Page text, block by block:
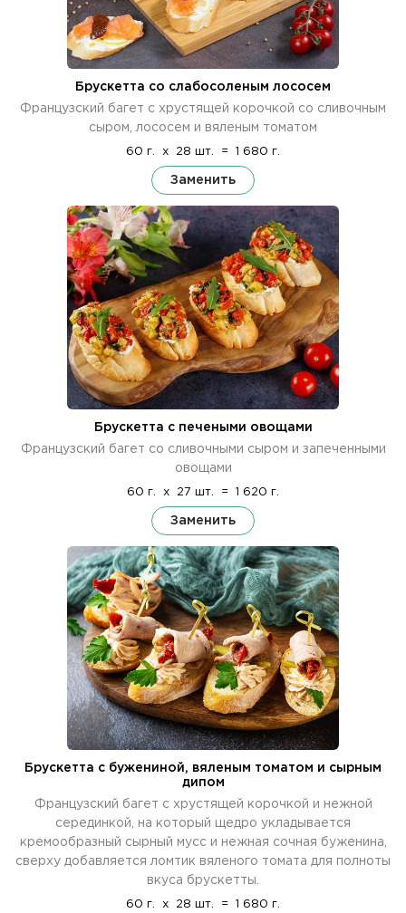
Брускетта со слабосоленым лососем
Французский багет с хрустящей корочкой со сливочным
сыром, лососем и вяленым томатом
60 г. x 28 шт. = 1 680 г.
Заменить
Брускетта с печеными овощами
Французский багет со сливочными сыром и запеченными
овощами
60 г. x 27 шт. = 1 620 г.
Заменить
Брускетта с бужениной, вяленым томатом и сырным
дипом
Французский багет с хрустящей корочкой и нежной
серединкой, на который щедро укладывается
кремообразный сырный мусс и нежная сочная буженина,
сверху добавляется ломтик вяленого томата для полноты
вкуса брускетты.
60 г. x 28 шт. = 1 680 г.